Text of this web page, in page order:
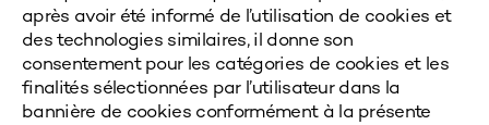
après avoir été informé de l’utilisation de cookies et
des technologies similaires, il donne son
consentement pour les catégories de cookies et les
finalités sélectionnées par l’utilisateur dans la
bannière de cookies conformément à la présente